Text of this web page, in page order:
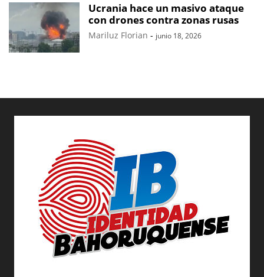
Ucrania hace un masivo ataque
con drones contra zonas rusas
Mariluz Florian - junio 18, 2026